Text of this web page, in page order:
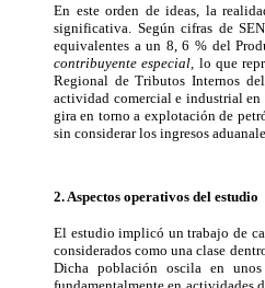
En este orden de ideas, la
significativa. Según cifras de
equivalentes a un 8, 6 % del
contribuyente especial, lo que
Regional de Tributos Internos
actividad comercial e industrial
gira en torno a explotación de
sin considerar los ingresos
2. Aspectos operativos del estudio
El estudio implicó un trabajo de
considerados como una clase
Dicha población oscila en unos